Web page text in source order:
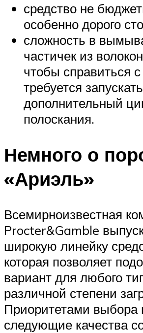
средство не
особенно дорого
сложность в
частичек из
чтобы справиться
требуется запускать
дополнительный
полоскания.
Немного о
«Ариэль»
Всемирноизвестная
Procter&Gamble
широкую линейку
которая позволяет
вариант для любого
различной степени
Приоритетами выбора
следующие качества